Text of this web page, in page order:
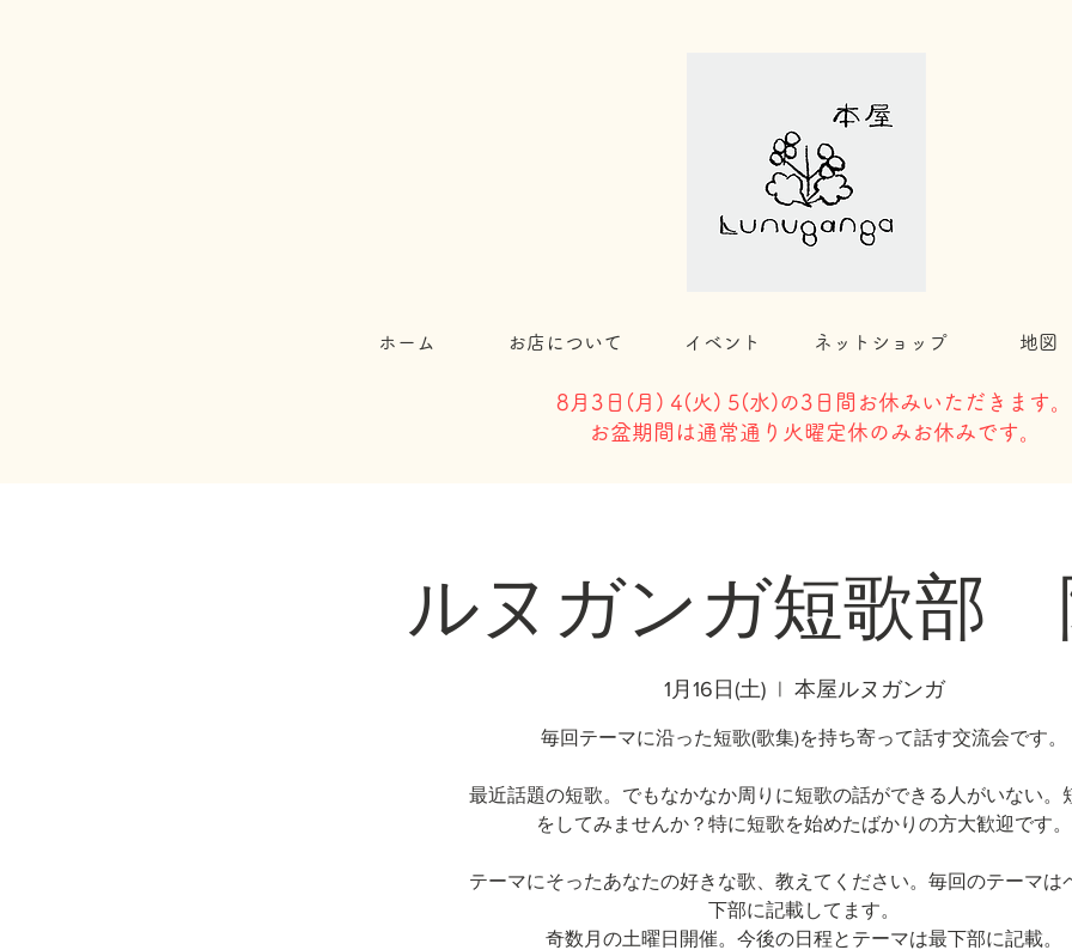
ホーム お店について イベント ネットショップ 地図
8月3日( 月) 4(火) 5(水)の3日間お休みいただきます。
​お盆期間は通常通り火曜定休のみお休みです。
ルヌガンガ短歌部
1月16日(土)
  |
本屋ルヌガンガ
毎回テーマに沿った短歌(歌集)を持ち寄って話す交流会です。
最近話題の短歌。でもなかなか周りに短歌の話ができる人がいない。
をしてみませんか？特に短歌を始めたばかりの方大歓迎です。
テーマにそったあなたの好きな歌、教えてください。毎回のテーマは
下部に記載してます。
奇数月の土曜日開催。今後の日程とテーマは最下部に記載。